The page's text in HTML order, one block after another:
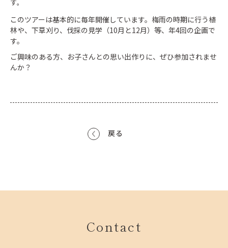
す。
このツアーは基本的に毎年開催しています。梅雨の時期に行う植
林や、下草刈り、伐採の見学（10月と12月）等、年4回の企画で
す。
ご興味のある方、お子さんとの思い出作りに、ぜひ参加されませ
んか？
戻る
Contact